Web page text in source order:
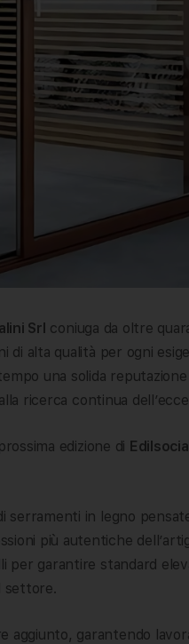
Srl coniuga da oltre
alta qualità per ogni
una solida
ricerca continua
edizione di
serramenti in legno
più autentiche
per garantire standard
settore.
garantendo